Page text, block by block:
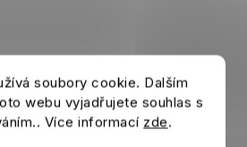
soubory cookie. Dalším
webu vyjadřujete souhlas s
Více informací zde.